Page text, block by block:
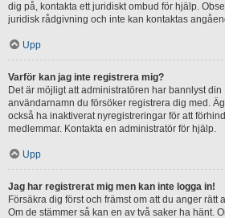
dig på, kontakta ett juridiskt ombud för hjälp.
juridisk rådgivning och inte kan kontaktas
Upp
Varför kan jag inte registrera mig?
Det är möjligt att administratören har bannlyst
användarnamn du försöker registrera dig med.
också ha inaktiverat nyregistreringar för att
medlemmar. Kontakta en administratör för hjälp.
Upp
Jag har registrerat mig men kan inte logga in!
Försäkra dig först och främst om att du anger
Om de stämmer så kan en av två saker ha hänt.